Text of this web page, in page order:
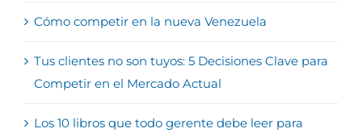
Cómo competir en la nueva Venezuela
Tus clientes no son tuyos: 5 Decisiones Clave para
Competir en el Mercado Actual
Los 10 libros que todo gerente debe leer para